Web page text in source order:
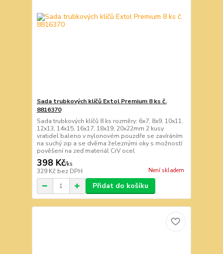
Sada trubkových klíčů Extol Premium 8 ks č.
8816370
Sada trubkových klíčů 8 ks rozměry: 6x7, 8x9, 10x11,
12x13, 14x15, 16x17, 18x19, 20x22mm 2 kusy
vratidel baleno v nylonovém pouzdře se zavíráním
na suchý zip a se dvěma železnými oky s možností
pověšení na zeď materiál CrV ocel
398 Kč/ks
329 Kč bez DPH Není skladem
Přidat do košíku